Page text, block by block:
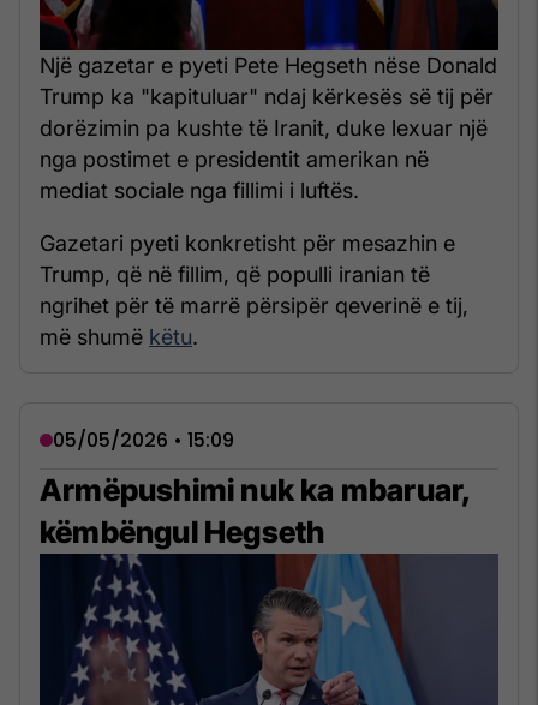
Një gazetar e pyeti Pete Hegseth nëse Donald
Trump ka "kapituluar" ndaj kërkesës së tij për
dorëzimin pa kushte të Iranit, duke lexuar një
nga postimet e presidentit amerikan në
mediat sociale nga fillimi i luftës.
Gazetari pyeti konkretisht për mesazhin e
Trump, që në fillim, që populli iranian të
ngrihet për të marrë përsipër qeverinë e tij,
më shumë këtu.
05/05/2026 • 15:09
Armëpushimi nuk ka mbaruar,
këmbëngul Hegseth